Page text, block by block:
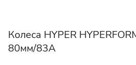
Колеса HYPER
80мм/83A